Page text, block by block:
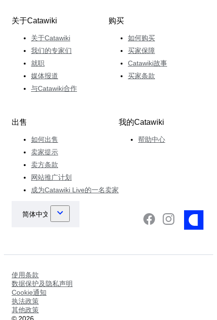
关于Catawiki
关于Catawiki
我们的专家们
就职
媒体报道
与Catawiki合作
购买
如何购买
买家保障
Catawiki故事
买家条款
出售
如何出售
卖家提示
卖方条款
网站推广计划
成为Catawiki Live的一名卖家
我的Catawiki
帮助中心
使用条款
数据保护及隐私声明
Cookie通知
执法政策
其他政策